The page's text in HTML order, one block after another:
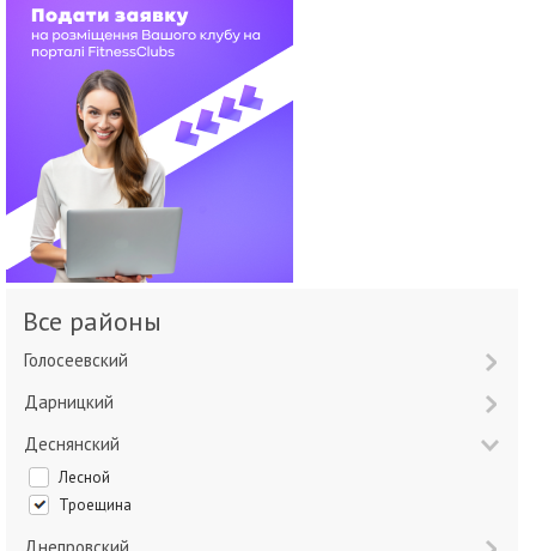
Все районы
Голосеевский
Дарницкий
Деснянский
Лесной
Троещина